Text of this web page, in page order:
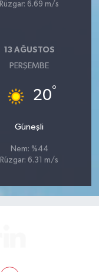
Rüzgar: 6.69 m/s
13 AĞUSTOS
PERŞEMBE
20°
Güneşli
Nem: %44
Rüzgar: 6.31 m/s